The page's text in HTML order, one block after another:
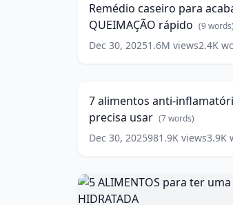
com
AZIA
e
QUEIMAÇÃO
Remédio caseiro para
QUEIMAÇÃO rápido (9words)
Dec 30, 20251.6M views2.4K
7
que
você
precisa
usar
7 alimentos anti-
precisa usar (7words)
Dec 30, 2025981.9K views3.9K
5
ALIMENTOS